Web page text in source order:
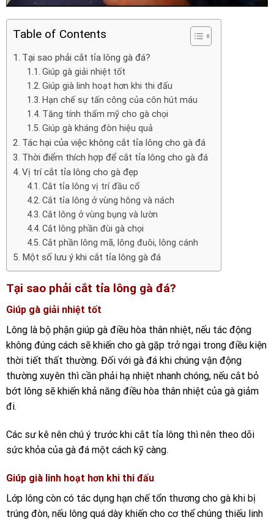
Table of Contents
Tại sao phải cắt tỉa lông gà đá?
Giúp gà giải nhiệt tốt
Giúp già linh hoạt hơn khi thi đấu
Hạn chế sự tấn công của côn hút máu
Tăng tính thẩm mỹ cho gà chọi
Giúp gà kháng đòn hiệu quả
Tác hại của việc không cắt tỉa lông cho gà đá
Thời điểm thích hợp để cắt tỉa lông cho gà đá
Vị trí cắt tỉa lông cho gà đẹp
Cắt tỉa lông vị trí đầu cổ
Cắt tỉa lông ở vùng hông và nách
Cắt lông ở vùng bụng và lườn
Cắt lông phần đùi gà chọi
Cắt phần lông mã, lông đuôi, lông cánh
Một số lưu ý khi cắt tỉa lông gà đá
Tại sao phải cắt tỉa lông gà đá?
Giúp gà giải nhiệt tốt
Lông là bộ phận giúp gà điều hòa thân nhiệt, nếu tác động
không đúng cách sẽ khiến cho gà gặp trở ngại trong điều kiện
thời tiết thất thường. Đối với gà đá khi chúng vận động
thường xuyên thì cần phải hạ nhiệt nhanh chóng, nếu cắt bỏ
bớt lông sẽ khiến khả năng điều hòa thân nhiệt của gà giảm
đi.
Các sư kê nên chú ý trước khi cắt tỉa lông thì nên theo dõi
sức khỏa của gà đá một cách kỹ càng.
Giúp già linh hoạt hơn khi thi đấu
Lớp lông còn có tác dụng hạn chế tổn thương cho gà khi bị
trúng đòn, nếu lông quá dày khiến cho cơ thể chúng thiếu linh